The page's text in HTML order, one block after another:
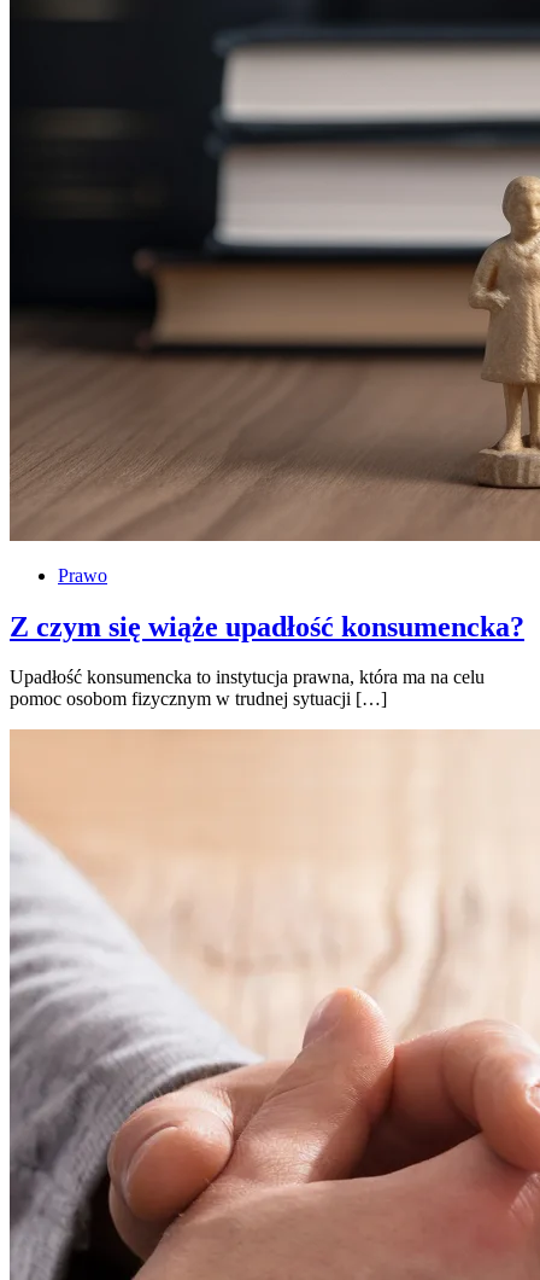
Prawo
Z czym się wiąże upadłość konsumencka?
Upadłość konsumencka to instytucja prawna, która ma na celu
pomoc osobom fizycznym w trudnej sytuacji […]